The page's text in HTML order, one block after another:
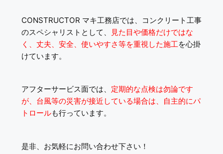
CONSTRUCTOR マキ工務店では、コンクリート工事
のスペシャリストとして、
見た目や価格だけではな
く、丈夫、安全、使いやすさ等を重視した施工を心掛
けています。
アフターサービス面では、 定期的な点検は勿論です
が、台風等の災害が接近している場合は、自主的にパ
トロールも行っています。
是非、お気軽にお問い合わせ下さい！